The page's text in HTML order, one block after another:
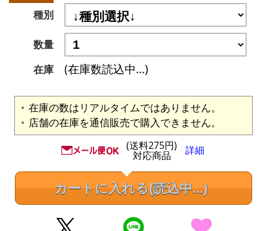
種別
数量
在庫
(在庫数読込中...)
在庫の数はリアルタイムではありません。
店舗の在庫を通信販売で購入できません。
(送料275円)
対応商品 詳細
カートに入れる(読込中...)